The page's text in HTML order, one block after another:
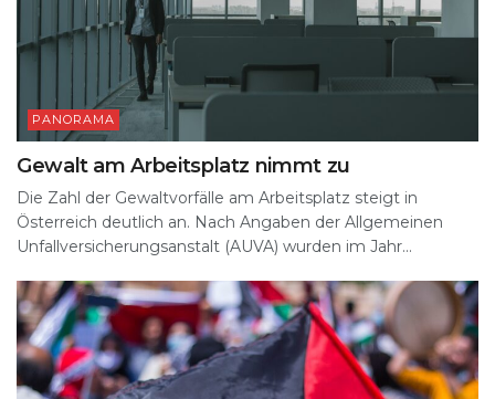
PANORAMA
Gewalt am Arbeitsplatz nimmt zu
Die Zahl der Gewaltvorfälle am Arbeitsplatz steigt in
Österreich deutlich an. Nach Angaben der Allgemeinen
Unfallversicherungsanstalt (AUVA) wurden im Jahr...